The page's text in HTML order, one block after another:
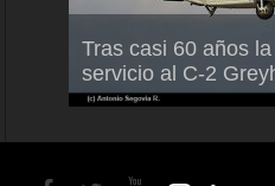
Tras casi 60 años
servicio al C-2
Air France-KLM
Mallet como nuevo
para América Latina